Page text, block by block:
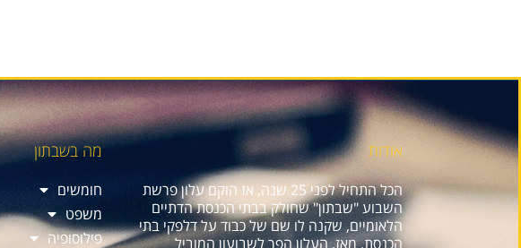
אודות
הכל התחיל לפני 25 שנה, אז הוקם עלון פרשת
השבוע "שבתון" שחולק בבתי הכנסת הדתיים
הלאומיים, שקנה לו שם של כבוד על דלפקי בתי
הכנסת. מאז, העלון הפך לשבועון המוביל
מה בשבתון
חומשים
משפט
פילוסופיה